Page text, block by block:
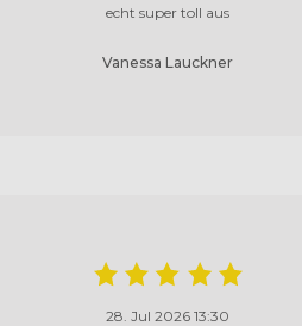
echt super toll aus
Vanessa Lauckner
28. Jul 2026 13:30